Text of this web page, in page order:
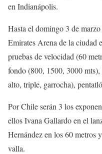
en Indianápolis.
Hasta el domingo 3 de
Emirates Arena de la ciudad
pruebas de velocidad (60
fondo (800, 1500, 3000
alto, triple, garrocha),
Por Chile serán 3 los
ellos Ivana Gallardo en el
Hernández en los 60 metros
valla.